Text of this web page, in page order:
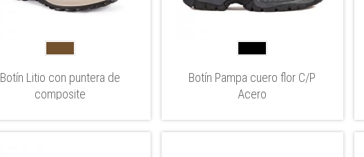
Botín Litio con puntera de
composite
Botín Pampa cuero flor C/P
Acero